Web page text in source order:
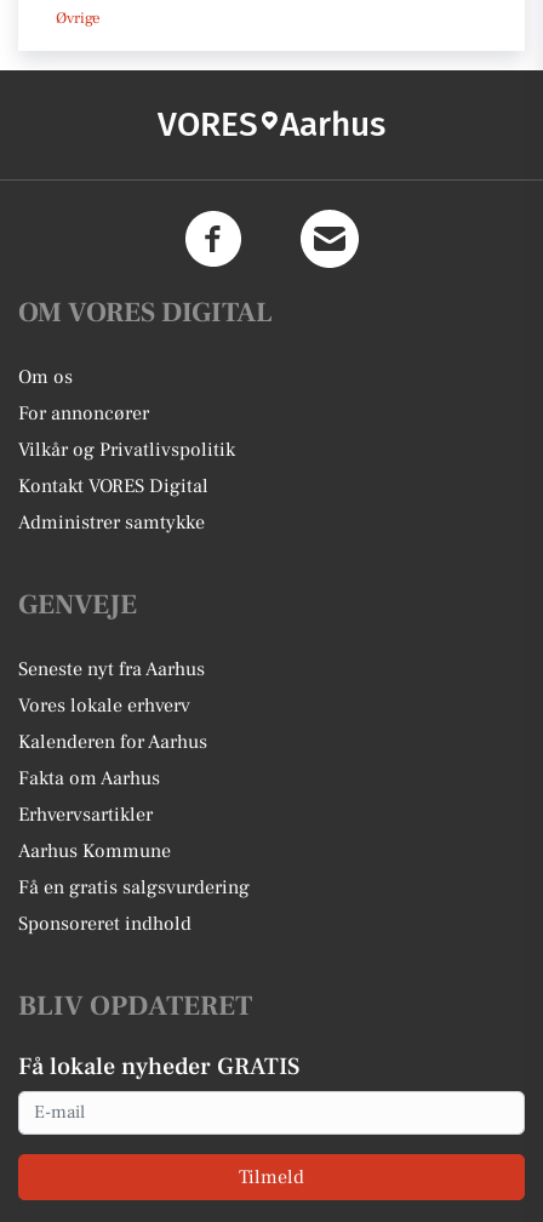
Øvrige
VORES Aarhus
OM VORES DIGITAL
Om os
For annoncører
Vilkår og Privatlivspolitik
Kontakt VORES Digital
Administrer samtykke
GENVEJE
Seneste nyt fra Aarhus
Vores lokale erhverv
Kalenderen for Aarhus
Fakta om Aarhus
Erhvervsartikler
Aarhus Kommune
Få en gratis salgsvurdering
Sponsoreret indhold
BLIV OPDATERET
Få lokale nyheder GRATIS
Email
Tilmeld